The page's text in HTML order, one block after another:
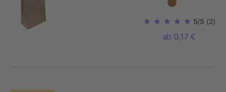
5/5 (2)
ab 0,17 €